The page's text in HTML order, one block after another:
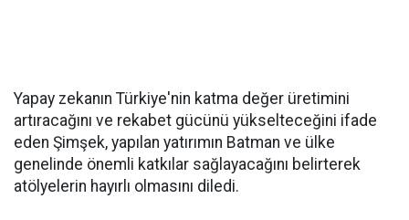
Yapay zekanın Türkiye'nin katma değer üretimini
artıracağını ve rekabet gücünü yükselteceğini ifade
eden Şimşek, yapılan yatırımın Batman ve ülke
genelinde önemli katkılar sağlayacağını belirterek
atölyelerin hayırlı olmasını diledi.